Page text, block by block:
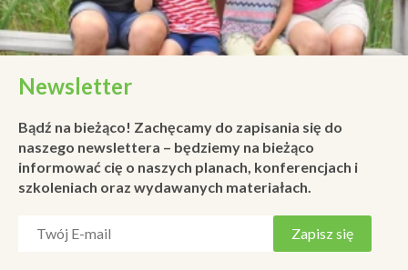
Newsletter
Bądź na bieżąco! Zachęcamy do zapisania się do
naszego newslettera – będziemy na bieżąco
informować cię o naszych planach, konferencjach i
szkoleniach oraz wydawanych materiałach.